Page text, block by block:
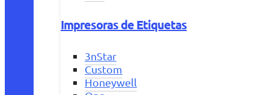
Impresoras de Etiquetas
3nStar
Custom
Honeywell